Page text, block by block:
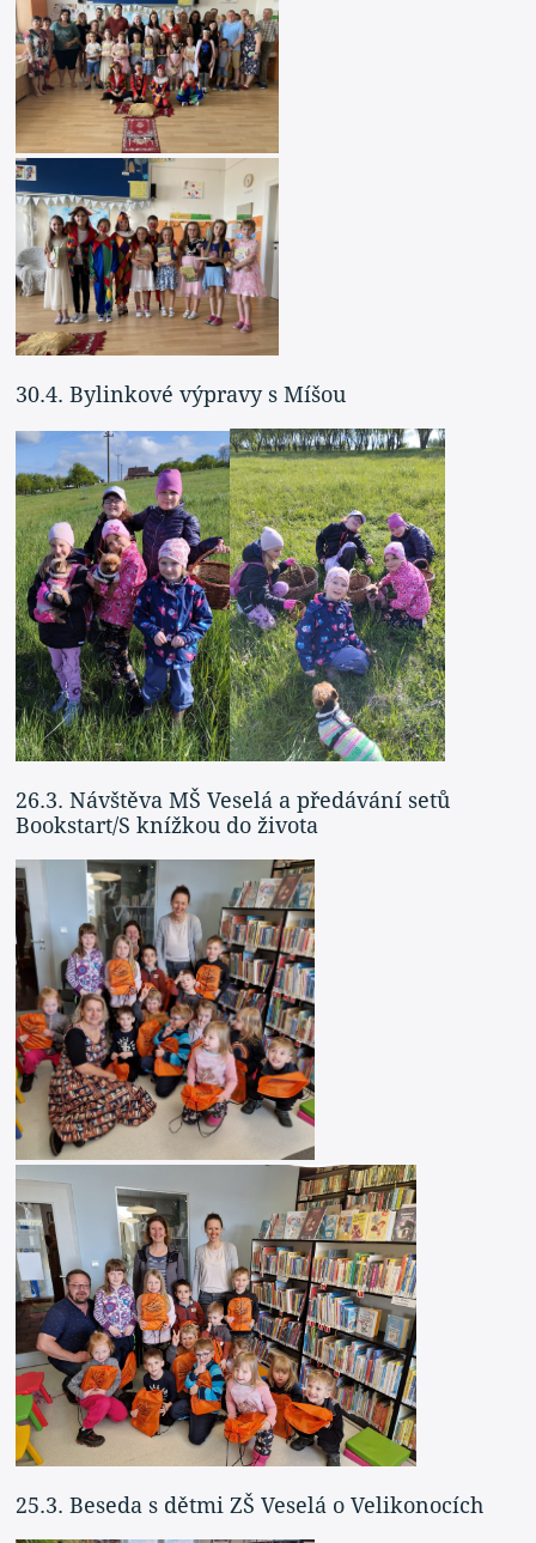
30.4. Bylinkové výpravy s Míšou
26.3. Návštěva MŠ Veselá a předávání setů
Bookstart/S knížkou do života
25.3. Beseda s dětmi ZŠ Veselá o Velikonocích